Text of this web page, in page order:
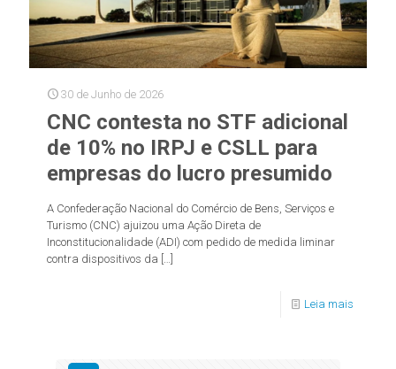
30 de Junho de 2026
CNC contesta no STF adicional
de 10% no IRPJ e CSLL para
empresas do lucro presumido
A Confederação Nacional do Comércio de Bens, Serviços e
Turismo (CNC) ajuizou uma Ação Direta de
Inconstitucionalidade (ADI) com pedido de medida liminar
contra dispositivos da […]
Leia mais